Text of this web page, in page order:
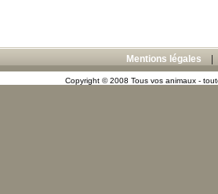
Mentions légales
Copyright © 2008 Tous vos animaux -